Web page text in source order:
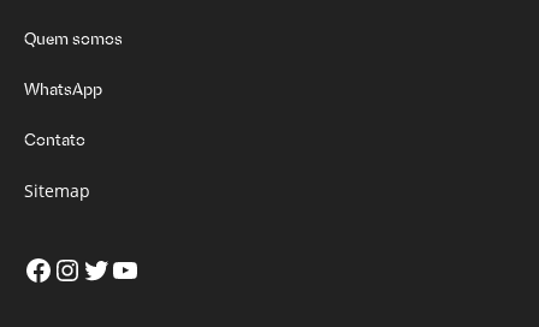
Quem somos
WhatsApp
Contato
Sitemap
Facebook
Instagram
Twitter
Youtube